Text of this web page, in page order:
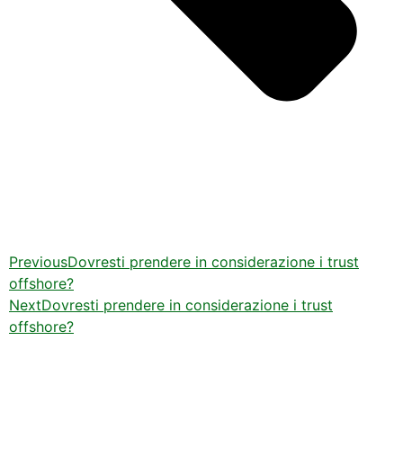
PreviousDovresti prendere in considerazione i trust
offshore?
NextDovresti prendere in considerazione i trust
offshore?